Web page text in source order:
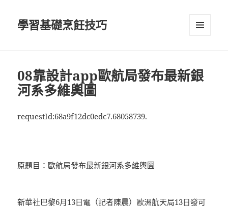
學習基礎烹飪技巧
08靠設計app歐航局發布最新銀
河系多維輿圖
requestId:68a9f12dc0edc7.68058739.
原題目：歐航局發布最新銀河系多維輿圖
新華社巴黎6月13日電（記者陳晨）歐洲航天局13日發可